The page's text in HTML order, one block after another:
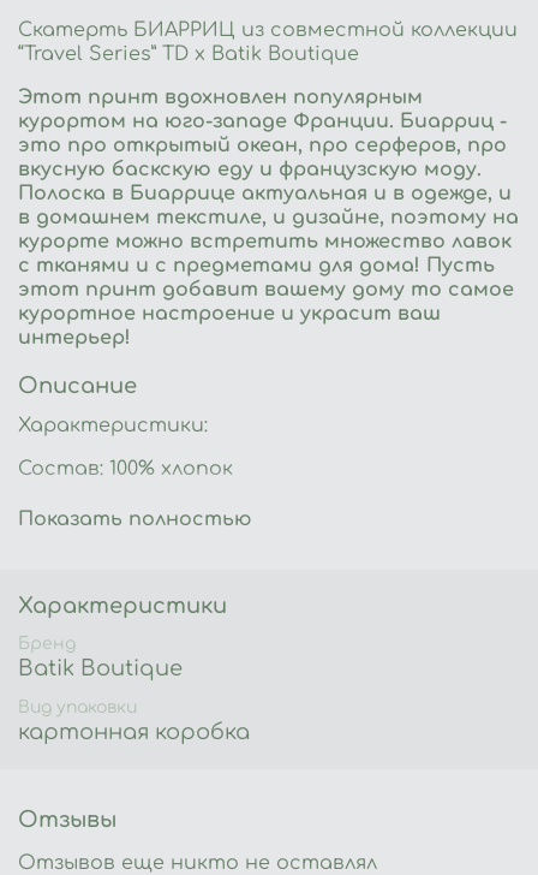
Скатерть БИАРРИЦ из совместной коллекции
“Travel Series” TD х Batik Boutique
Этот принт вдохновлен популярным
курортом на юго-западе Франции. Биарриц -
это про открытый океан, про серферов, про
вкусную баскскую еду и французскую моду.
Полоска в Биаррице актуальная и в одежде, и
в домашнем текстиле, и дизайне, поэтому на
курорте можно встретить множество лавок
с тканями и с предметами для дома! Пусть
этот принт добавит вашему дому то самое
курортное настроение и украсит ваш
интерьер!
Описание
Характеристики:
Состав: 100% хлопок
Производство: Россия
Глажка: температура 200С
Сушка: в расправленном виде
Артикул: 288021
Показать полностью
Характеристики
Бренд
Batik Boutique
Вид упаковки
картонная коробка
Отзывы
Отзывов еще никто не оставлял